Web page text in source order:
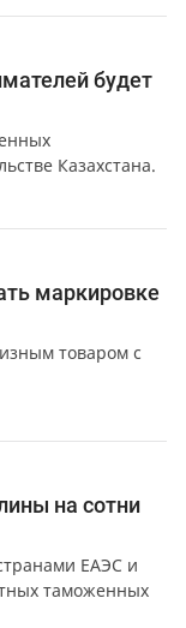
будет
Казахстана.
маркировке
товаром с
на сотни
ЕАЭС и
таможенных